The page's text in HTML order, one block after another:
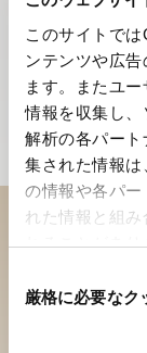
このサイトで
ンテンツや広
ます。またユ
情報を収集し、
解析の各パート
集された情報
の情報や各パー
れた情報と組
れることがあり
厳格に必要なク
ブティ